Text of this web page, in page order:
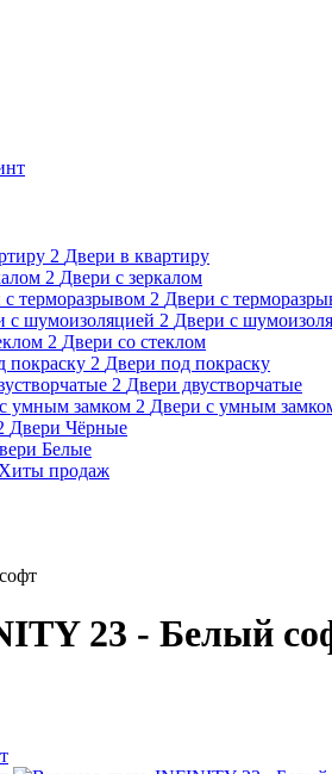
Двери в квартиру
Двери с зеркалом
Двери с
Двери с
Двери со стеклом
Двери под покраску
Двери двустворчатые
Двери с умным
Двери Чёрные
Белые
Хиты продаж
23 - Белый